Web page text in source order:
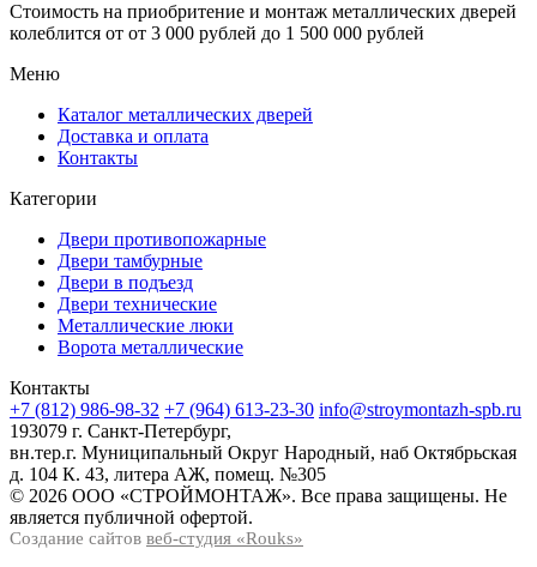
Стоимость на приобритение и монтаж металлических дверей
колеблится от от 3 000 рублей до 1 500 000 рублей
Меню
Каталог металлических дверей
Доставка и оплата
Контакты
Категории
Двери противопожарные
Двери тамбурные
Двери в подъезд
Двери технические
Металлические люки
Ворота металлические
Контакты
+7 (812) 986-98-32 +7 (964) 613-23-30 info@stroymontazh-spb.ru
193079 г. Санкт-Петербург,
вн.тер.г. Муниципальный Округ Народный, наб Октябрьская
д. 104 К. 43, литера АЖ, помещ. №305
© 2026 ООО «СТРОЙМОНТАЖ». Все права защищены. Не
является публичной офертой.
Создание сайтов веб-студия «Rouks»